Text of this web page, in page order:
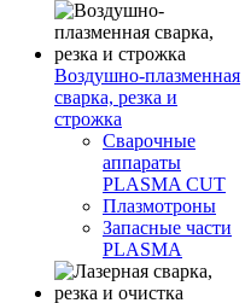
Воздушно-плазменная
сварка, резка и
строжка
Сварочные
аппараты
PLASMA CUT
Плазмотроны
Запасные части
PLASMA